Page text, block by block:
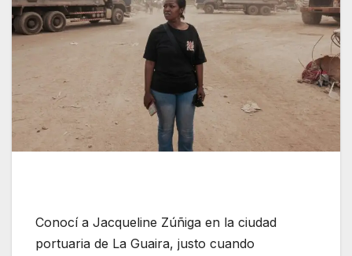
Conocí a Jacqueline Zúñiga en la ciudad
portuaria de La Guaira, justo cuando